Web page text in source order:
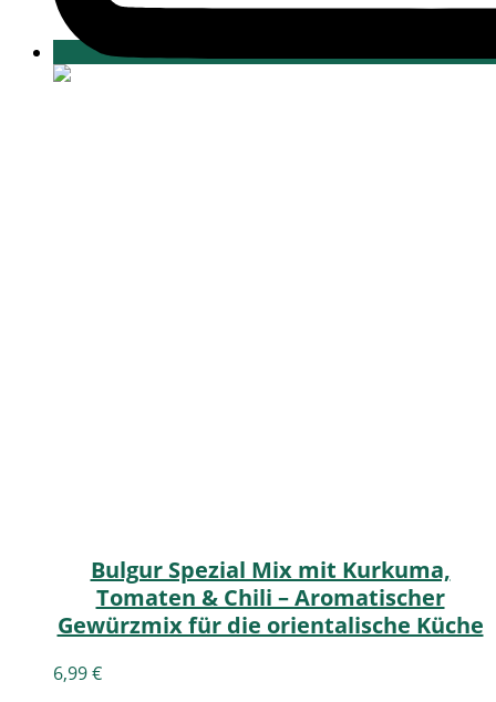
Bulgur Spezial Mix mit Kurkuma,
Tomaten & Chili – Aromatischer
Gewürzmix für die orientalische Küche
6,99€